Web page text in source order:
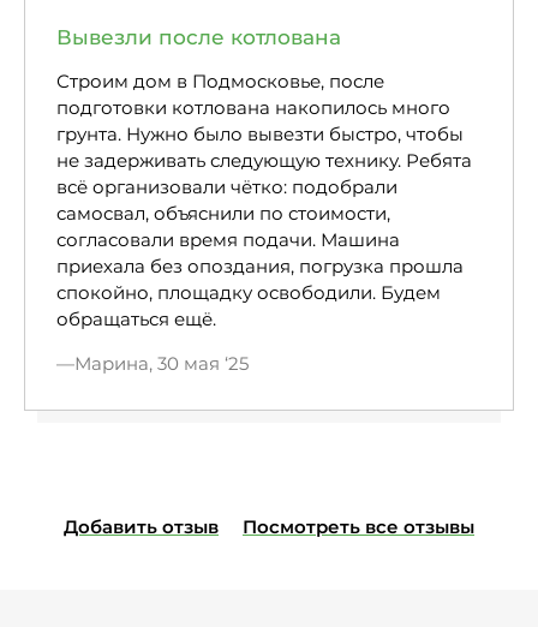
Вывезли после котлована
Строим дом в Подмосковье, после
подготовки котлована накопилось много
грунта. Нужно было вывезти быстро, чтобы
не задерживать следующую технику. Ребята
всё организовали чётко: подобрали
самосвал, объяснили по стоимости,
согласовали время подачи. Машина
приехала без опоздания, погрузка прошла
спокойно, площадку освободили. Будем
обращаться ещё.
Марина, 30 мая ‘25
Добавить отзыв Посмотреть все отзывы